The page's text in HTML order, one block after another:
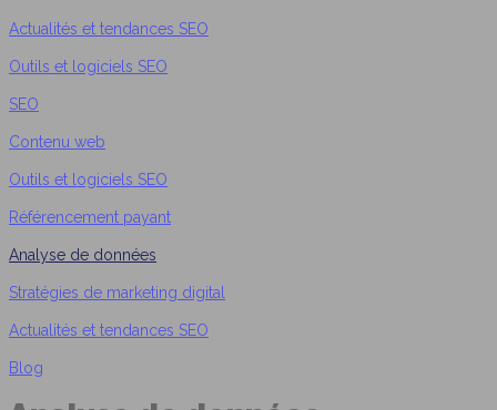
Actualités et tendances SEO
Outils et logiciels SEO
SEO
Contenu web
Outils et logiciels SEO
Référencement payant
Analyse de données
Stratégies de marketing digital
Actualités et tendances SEO
Blog